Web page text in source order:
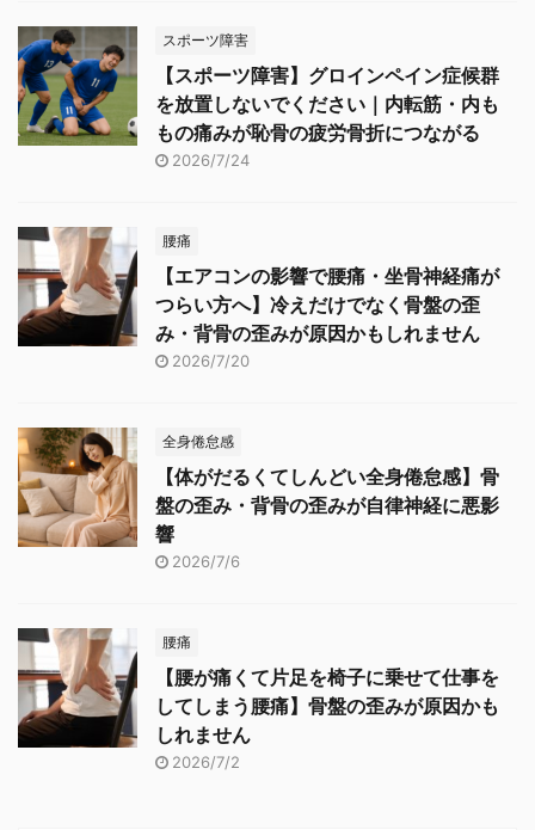
スポーツ障害
【スポーツ障害】グロインペイン症候群
を放置しないでください｜内転筋・内も
もの痛みが恥骨の疲労骨折につながる
2026/7/24
腰痛
【エアコンの影響で腰痛・坐骨神経痛が
つらい方へ】冷えだけでなく骨盤の歪
み・背骨の歪みが原因かもしれません
2026/7/20
全身倦怠感
【体がだるくてしんどい全身倦怠感】骨
盤の歪み・背骨の歪みが自律神経に悪影
響
2026/7/6
腰痛
【腰が痛くて片足を椅子に乗せて仕事を
してしまう腰痛】骨盤の歪みが原因かも
しれません
2026/7/2